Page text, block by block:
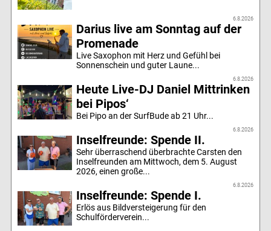
6.8.2026
Darius live am Sonntag auf der
Promenade
Live Saxophon mit Herz und Gefühl bei
Sonnenschein und guter Laune...
6.8.2026
Heute Live-DJ Daniel Mittrinken
bei Pipos‘
Bei Pipo an der SurfBude ab 21 Uhr...
6.8.2026
Inselfreunde: Spende II.
Sehr überraschend überbrachte Carsten den
Inselfreunden am Mittwoch, dem 5. August
2026, einen große...
6.8.2026
Inselfreunde: Spende I.
Erlös aus Bildversteigerung für den
Schulförderverein...